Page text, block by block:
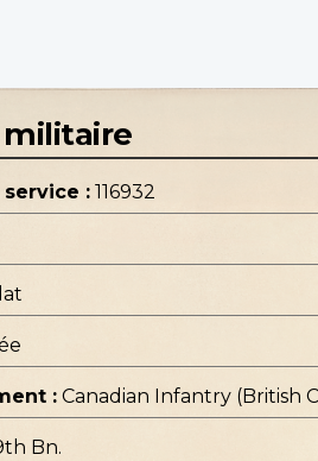
militaire
service : 116932
: Canadian Infantry (British
Bn.